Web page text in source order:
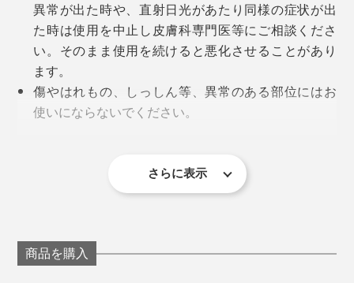
桐生市内の自社ラボで養蚕（左写真）。カイコが繭をつくった時に残る糸、繭毛
羽（右写真）を集めて石鹸に
でセリシンを抽出し、たっぷり配合したシルク石鹸をつ
くっています。
国産シルクの復興を通じて、地球温暖化を止めたい」
『WITH OR WITHOUT』の高嶋耕太郎氏は、そう決意
を話します。
洗いながら、肌がしっとりする感触に気づくはず。しか
も、この泡、腕や脚に広げても、消えにくいから、全身
をしっかり洗いやすいのです。
おすすめは「泡パック」。洗顔時、泡を顔に広げたま
ま、10秒待ってから洗い流してください。肌のザラつき
んとも、贅沢な気持ちになれる･･････。
香り漂う空間で、肌をゆったりケアしてもらう、まる
で、｢ホテルスパ｣のような心地よさを感じます。
原稿がたて込んでくると、面倒で、面倒で、しかたがな
ていたほどです。それくらい気持ちいい！
クムク。
異常が出た時や、直射日光があたり同様の症状が出
た時は使用を中止し皮膚科専門医等にご相談くださ
い。そのまま使用を続けると悪化させることがあり
ます。
傷やはれもの、しっしん等、異常のある部位にはお
使いにならないでください。
がありますが、品質には問題ありません。
全成分：
さらに表示
商品を購入